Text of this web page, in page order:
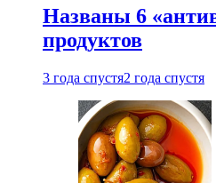
Названы 6
продуктов
3 года спустя2 года спустя